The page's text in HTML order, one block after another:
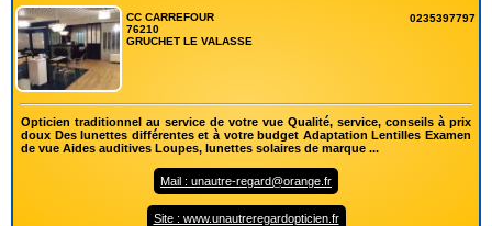
CC CARREFOUR
76210
GRUCHET LE VALASSE
0235397797
Opticien traditionnel au service de votre vue Qualité, service, conseils à prix
doux Des lunettes différentes et à votre budget Adaptation Lentilles Examen
de vue Aides auditives Loupes, lunettes solaires de marque ...
Mail : unautre-regard@orange.fr
Site : www.unautreregardopticien.fr